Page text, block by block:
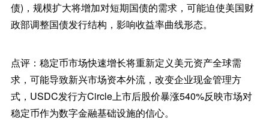
债)，规模扩大将增加对短期国债的需求，可能迫使美国财
政部调整国债发行结构，影响收益率曲线形态。
点评：稳定币市场快速增长将重新定义美元资产全球需
求，可能导致新兴市场资本外流，改变企业现金管理方
式，USDC发行方Circle上市后股价暴涨540%反映市场对
稳定币作为数字金融基础设施的信心。